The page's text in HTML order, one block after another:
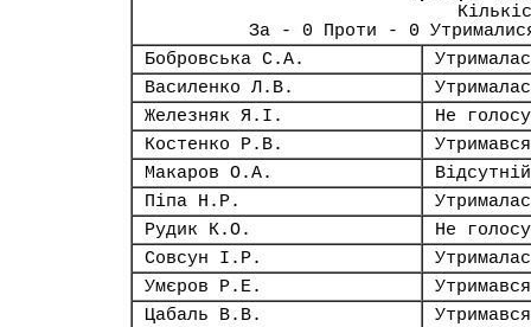
За - 0 Проти - 0
Бобровська С.А.
Василенко Л.В.
Железняк Я.І.
Не
Костенко Р.В.
Утримався
Макаров О.А.
Відсутній
Піпа Н.Р.
Рудик К.О.
Не
Совсун І.Р.
Умєров Р.Е.
Утримався
Цабаль В.В.
Утримався